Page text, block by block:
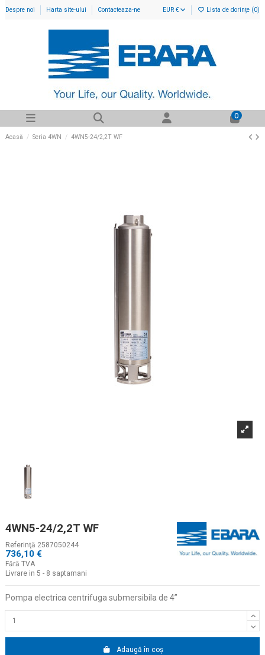
Despre noi Harta site-ului Contacteaza-ne EUR € Lista de dorințe (0)
0
Acasă Seria 4WN 4WN5-24/2,2T WF
4WN5-24/2,2T WF
Referinţă 2587050244
736,10 €
Fără TVA
Livrare in 5 - 8 saptamani
Pompa electrica centrifuga submersibila de 4”
Adaugă în coș